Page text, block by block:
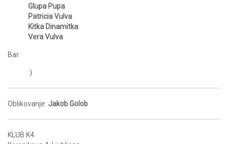
Glupa Pupa
Patricia Vulva
Kitka Dinamitka
Vera Vulva
Bar:
:)
Oblikovanje: Jakob Golob
KLUB K4